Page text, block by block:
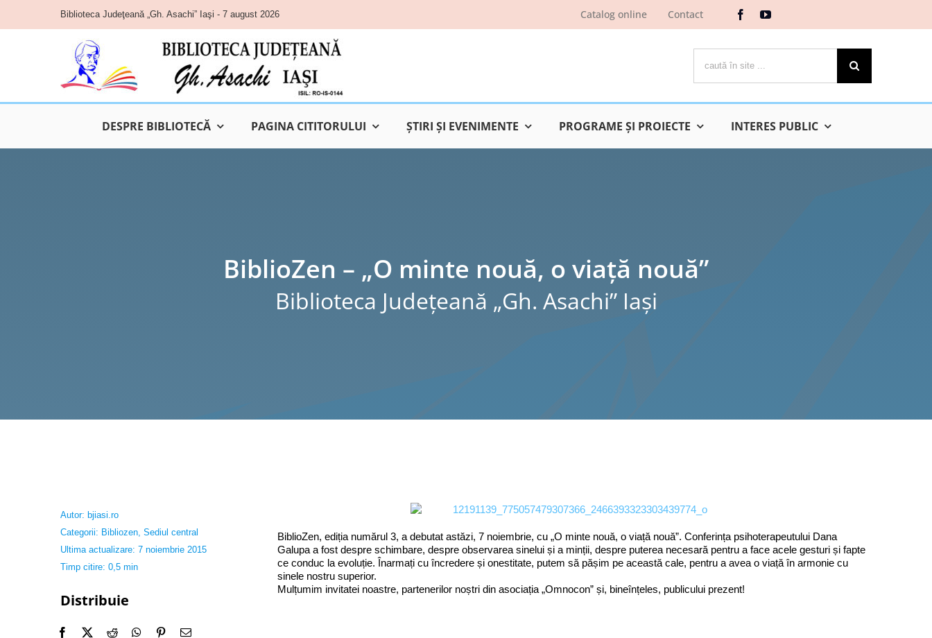
content
Biblioteca Judeţeană „Gh. Asachi” Iaşi - 7 august 2026 Catalog online Contact
DESPRE BIBLIOTECĂ PAGINA CITITORULUI ŞTIRI ŞI EVENIMENTE PROGRAME ŞI PROIECTE INTERES PUBLIC
BiblioZen – „O minte nouă, o viață nouă”
Biblioteca Judeţeană „Gh. Asachi” Iaşi
Autor: bjiasi.ro
Categorii: Bibliozen, Sediul central
Ultima actualizare: 7 noiembrie 2015
Timp citire: 0,5 min
Distribuie
BiblioZen, ediția numărul 3, a debutat astăzi, 7 noiembrie, cu „O minte nouă, o viață nouă”. Conferința psihoterapeutului Dana
Galupa a fost despre schimbare, despre observarea sinelui și a minții, despre puterea necesară pentru a face acele gesturi și fapte
ce conduc la evoluție. Înarmați cu încredere și onestitate, putem să pășim pe această cale, pentru a avea o viață în armonie cu
sinele nostru superior.
Mulțumim invitatei noastre, partenerilor noștri din asociația „Omnocon” și, bineînțeles, publicului prezent!